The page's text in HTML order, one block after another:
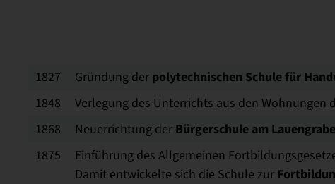
1827 Gründung der polytechnischen Schule für
1848
Verlegung des Unterrichts aus den Wohnungen
1868
Neuerrichtung der Bürgerschule am
1875
Einführung des Allgemeinen
Damit entwickelte sich die Schule zur